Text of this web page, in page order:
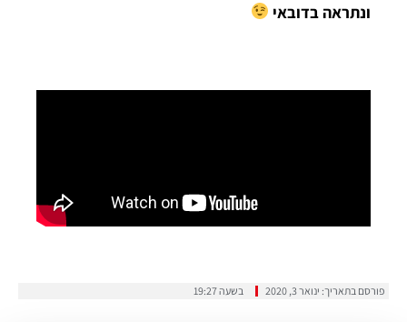
ונתראה בדובאי
פורסם בתאריך: ינואר 3, 2020 בשעה19:27